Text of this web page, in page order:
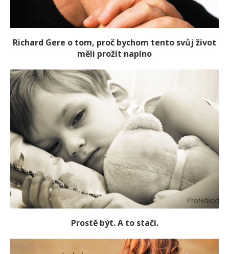
Richard Gere o tom, proč bychom tento svůj život
měli prožít naplno
Prostě být. A to stačí.